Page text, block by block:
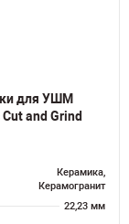
для УШМ
and Grind
Керамика,
Керамогранит
22,23 мм